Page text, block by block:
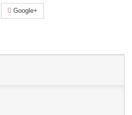
Google+